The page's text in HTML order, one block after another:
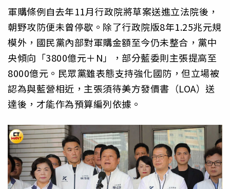
軍購條例自去年11月行政院將草案送進立法院後，
朝野攻防便未曾停歇。除了行政院版8年1.25兆元規
模外，國民黨內部對軍購金額至今仍未整合，黨中
央傾向「3800億元＋N」，部分藍委則主張提高至
8000億元。民眾黨雖表態支持強化國防，但立場被
認為與藍營相近，主張須待美方發價書（LOA）送
達後，才能作為預算編列依據。